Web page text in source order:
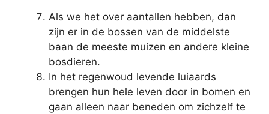
Als we het over aantallen hebben, dan
zijn er in de bossen van de middelste
baan de meeste muizen en andere kleine
bosdieren.
In het regenwoud levende luiaards
brengen hun hele leven door in bomen en
gaan alleen naar beneden om zichzelf te